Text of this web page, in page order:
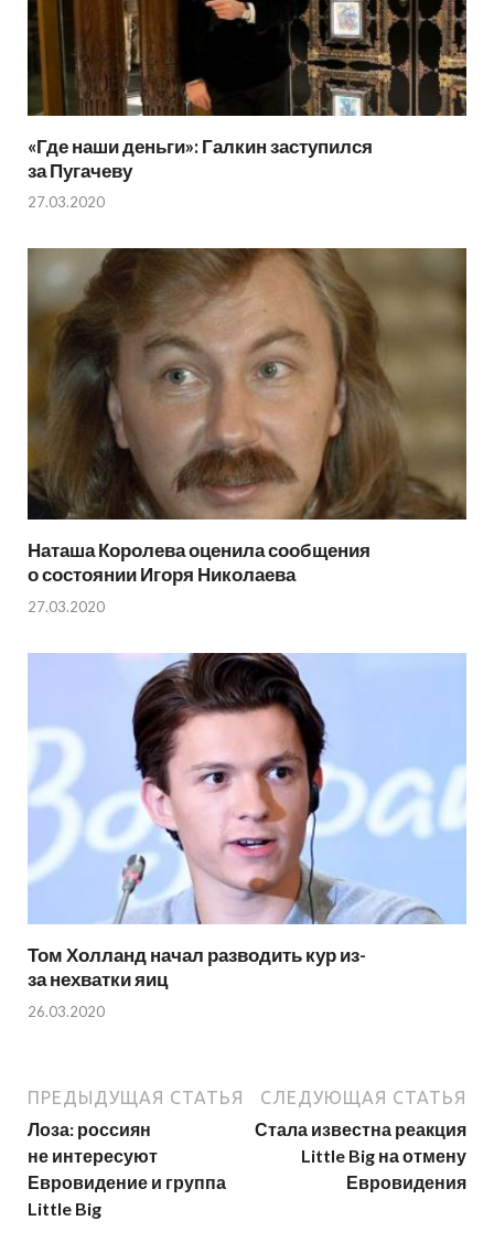
«Где наши деньги»: Галкин заступился
за Пугачеву
27.03.2020
Наташа Королева оценила сообщения
о состоянии Игоря Николаева
27.03.2020
Том Холланд начал разводить кур из-
за нехватки яиц
26.03.2020
ПРЕДЫДУЩАЯ СТАТЬЯ
Лоза: россиян
не интересуют
Евровидение и группа
Little Big
СЛЕДУЮЩАЯ СТАТЬЯ
Стала известна реакция
Little Big на отмену
Евровидения